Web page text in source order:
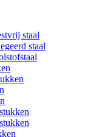
staal
staal